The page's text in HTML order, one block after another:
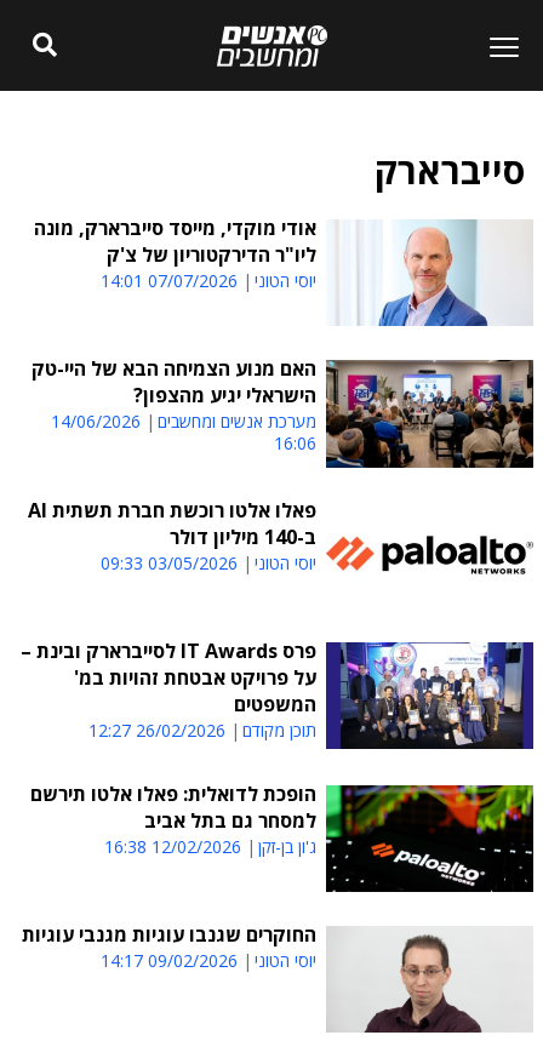
סייברארק
אודי מוקדי, מייסד סייברארק, מונה
ליו"ר הדירקטוריון של צ'ק
יוסי הטוני 07/07/2026 14:01
האם מנוע הצמיחה הבא של היי-טק
הישראלי יגיע מהצפון?
מערכת אנשים ומחשבים
14/06/2026
16:06
פאלו אלטו רוכשת חברת תשתית AI
ב-140 מיליון דולר
יוסי הטוני 03/05/2026 09:33
פרס IT Awards לסייברארק ובינת –
על פרויקט אבטחת זהויות במ'
המשפטים
תוכן מקודם 26/02/2026 12:27
הופכת לדואלית: פאלו אלטו תירשם
למסחר גם בתל אביב
ג'ון בן-זקן 12/02/2026 16:38
החוקרים שגנבו עוגיות מגנבי עוגיות
יוסי הטוני 09/02/2026 14:17